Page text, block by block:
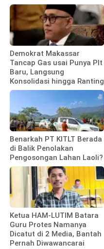
Demokrat Makassar
Tancap Gas usai Punya Plt
Baru, Langsung
Konsolidasi hingga Ranting
Benarkah PT KITLT Berada
di Balik Penolakan
Pengosongan Lahan Laoli?
Ketua HAM-LUTIM Batara
Guru Protes Namanya
Dicatut di 2 Media, Bantah
Pernah Diwawancarai